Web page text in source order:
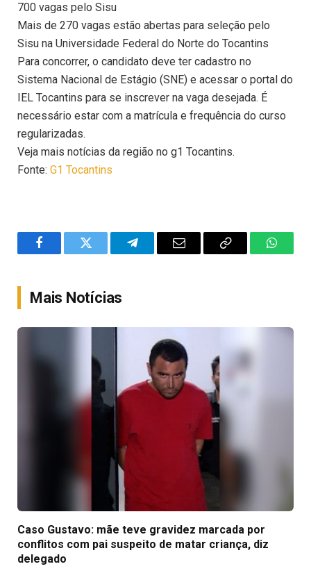
700 vagas pelo Sisu
Mais de 270 vagas estão abertas para seleção pelo
Sisu na Universidade Federal do Norte do Tocantins
Para concorrer, o candidato deve ter cadastro no
Sistema Nacional de Estágio (SNE) e acessar o portal do
IEL Tocantins para se inscrever na vaga desejada. É
necessário estar com a matrícula e frequência do curso
regularizadas.
Veja mais notícias da região no g1 Tocantins.
Fonte: G1 Tocantins
FacebookTwitter TelegramEmail
Copy
Mais Notícias
Caso Gustavo: mãe teve gravidez marcada por
conflitos com pai suspeito de matar criança, diz
delegado